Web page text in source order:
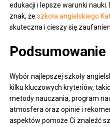
edukacji i lepsze warunki
znak, żeszkoła angielskiego
skuteczna i cieszy się
Podsumowanie
Wybór najlepszej szkoły
kilku kluczowych kryteriów,
metody nauczania, program
atmosfera oraz opinie i
aspektów pomoże Ci znaleźć